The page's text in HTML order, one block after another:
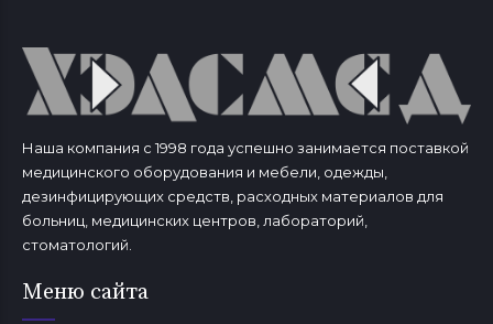
Наша компания с 1998 года успешно занимается поставкой
медицинского оборудования и мебели, одежды,
дезинфицирующих средств, расходных материалов для
больниц, медицинских центров, лабораторий,
стоматологий.
Меню сайта